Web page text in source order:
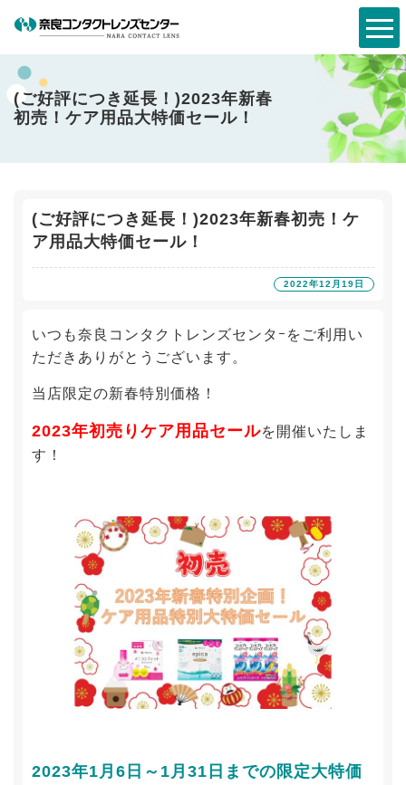
(ご好評につき延長！)2023年新春
初売！ケア用品大特価セール！
(ご好評につき延長！)2023年新春初売！ケ
ア用品大特価セール！
2022年12月19日
いつも奈良コンタクトレンズセンタｰをご利用い
ただきありがとうございます。
当店限定の新春特別価格！
2023年初売りケア用品セールを開催いたしま
す！
2023年1月6日～1月31日までの限定大特価